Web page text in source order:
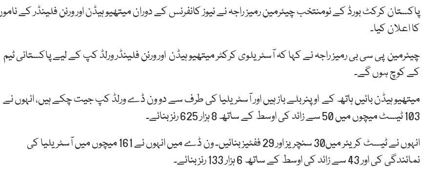
پاکستان کرکٹ بورڈ کے نومنتخب چیئرمین رمیز راجہ نے نیوز کانفرنس کے دوران میتھیو ہیڈن اور ورنن فلینڈر کے
کا اعلان کیا۔
چیئرمین پی سی بی رمیز راجہ نے کہا کہ آسٹریلوی کرکٹر میتھیو ہیڈن اور ورنن فلینڈر ورلڈ کپ کے لیے پاکستانی ٹیم
کے کوچ ہوں گے۔
میتھیو ہیڈن بائیں ہاتھ کے اوپنربلے باز ہیں اور آسٹریلیا کی طرف سے دو ون ڈے ورلڈ کپ جیت چکے ہیں، انہوں نے
103 ٹیسٹ میچوں میں 50 سے زائد کی اوسط کے ساتھ 8 ہزار 625 رنز بنائے۔
انہوں نے ٹیسٹ کریئر میں30 سنچریز اور 29 ففٹیز بنائیں۔ ون ڈے میں انہوں نے 161 میچوں میں آسٹریلیا کی
نمائندگی کی اور 43 سے زائد کی اوسط کے ساتھ 6 ہزار 133 رنز بنائے۔